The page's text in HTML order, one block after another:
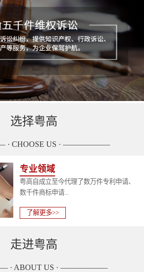
选择粤高
CHOOSE US · ——————
专业领域
粤高自成立至今代理了数万件专利申请、
数千件商标申请...
了解更多>>
走进粤高
ABOUT US · ——————